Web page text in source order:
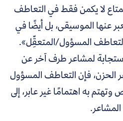
لا يكمن فقط في التعاطف
عنها الموسيقى، بل أيضًا في
المسؤول/المتعقِّل».
لمشاعر طرف آخر عن
فإن التعاطف المسؤول
به اهتمامًا غير عابر، إلى